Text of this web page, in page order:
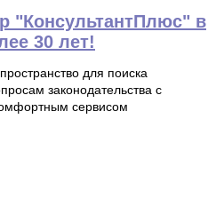
"КонсультантПлюс" в
30 лет!
для поиска
законодательства с
сервисом